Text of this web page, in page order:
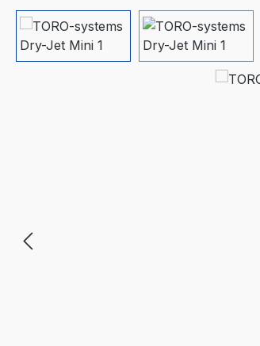
Bildergalerie überspringen